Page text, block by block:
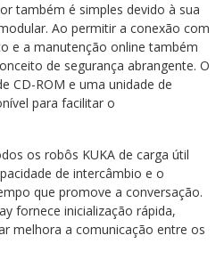
também é simples devido à sua
Ao permitir a conexão com
e a manutenção online também
de segurança abrangente. O
CD-ROM e uma unidade de
para facilitar o
os robôs KUKA de carga útil
de intercâmbio e o
que promove a conversação.
fornece inicialização rápida,
melhora a comunicação entre os